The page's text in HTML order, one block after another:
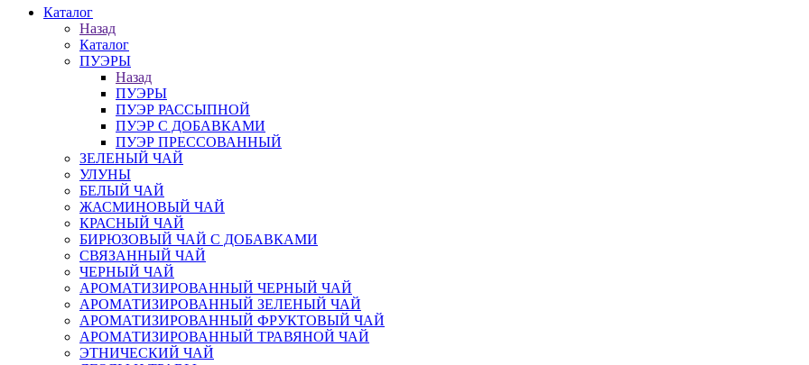
Каталог
Назад
Каталог
ПУЭРЫ
Назад
ПУЭРЫ
ПУЭР РАССЫПНОЙ
ПУЭР С ДОБАВКАМИ
ПУЭР ПРЕССОВАННЫЙ
ЗЕЛЕНЫЙ ЧАЙ
УЛУНЫ
БЕЛЫЙ ЧАЙ
ЖАСМИНОВЫЙ ЧАЙ
КРАСНЫЙ ЧАЙ
БИРЮЗОВЫЙ ЧАЙ С ДОБАВКАМИ
СВЯЗАННЫЙ ЧАЙ
ЧЕРНЫЙ ЧАЙ
АРОМАТИЗИРОВАННЫЙ ЧЕРНЫЙ ЧАЙ
АРОМАТИЗИРОВАННЫЙ ЗЕЛЕНЫЙ ЧАЙ
АРОМАТИЗИРОВАННЫЙ ФРУКТОВЫЙ ЧАЙ
АРОМАТИЗИРОВАННЫЙ ТРАВЯНОЙ ЧАЙ
ЭТНИЧЕСКИЙ ЧАЙ